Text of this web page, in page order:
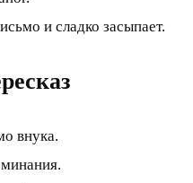
и сладко засыпает.
внука.